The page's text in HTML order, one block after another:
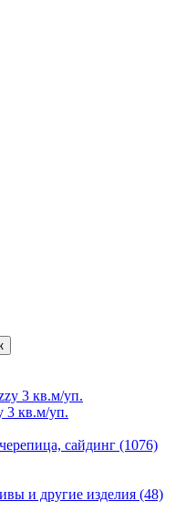
3 кв.м/уп.
сайдинг (1076)
и другие изделия (48)